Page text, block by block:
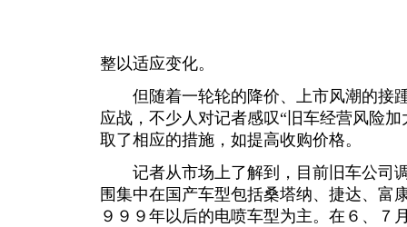
整以适应变化。
但随着一轮轮的降价、上市风潮的接
应战，不少人对记者感叹“旧车经营风险
取了相应的措施，如提高收购价格。
记者从市场上了解到，目前旧车公司
围集中在国产车型包括桑塔纳、捷达、富
９９９年以后的电喷车型为主。在６、７